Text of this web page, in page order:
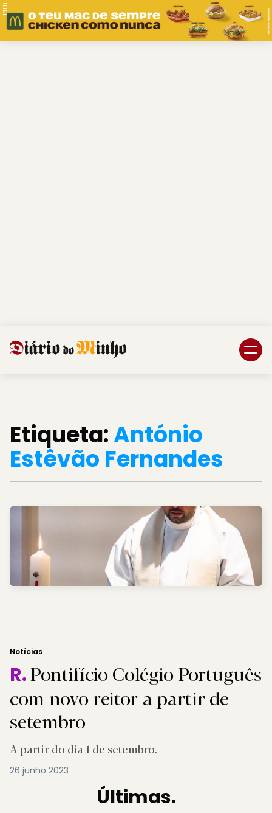
PUB.
Etiqueta:António
Estêvão Fernandes
Notícias
R.Pontifício Colégio Português
com novo reitor a partir de
setembro
A partir do dia 1 de setembro.
26 junho 2023
Últimas.